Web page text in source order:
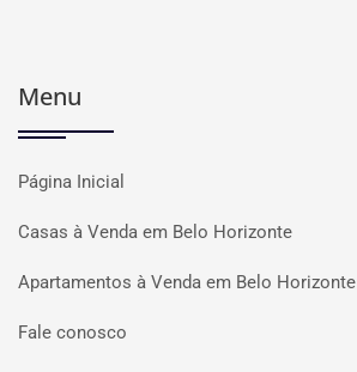
Menu
Página Inicial
Casas à Venda em Belo Horizonte
Apartamentos à Venda em Belo Horizonte
Fale conosco